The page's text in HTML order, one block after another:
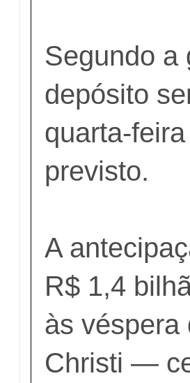
Segundo a
depósito
quarta-
previsto.
A
R$ 1,4
às véspera
Christi —